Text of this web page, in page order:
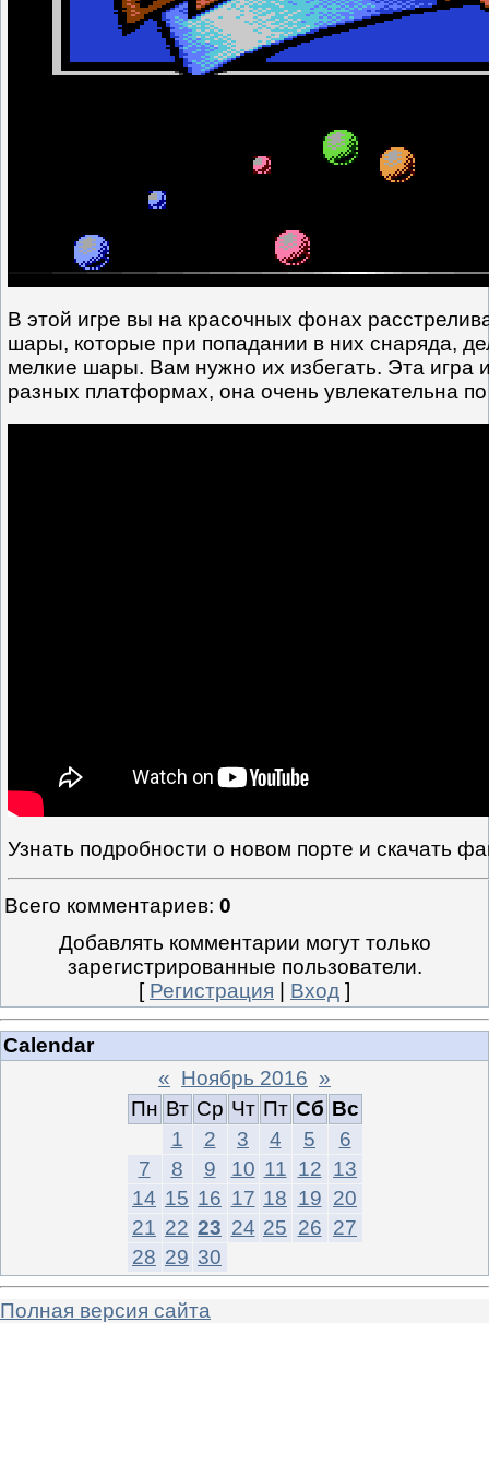
В этой игре вы на красочных фонах
шары, которые при попадании в них снаряда,
мелкие шары. Вам нужно их избегать. Эта игра
разных платформах, она очень увлекательна
Узнать подробности о новом порте и скачать
Всего комментариев: 0
Добавлять комментарии могут только
зарегистрированные пользователи.
[ Регистрация Вход ]
Calendar
« Ноябрь 2016 »
Пн Вт Ср Чт Пт Сб Вс
1
2 3 4 5
6
7
8 9 10 11 12 13
14 15 16 17 18 19 20
21 22 23 24 25 26 27
28 29 30
Полная версия сайта